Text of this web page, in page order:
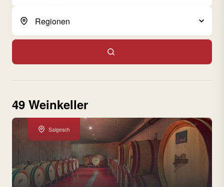
49 Weinkeller
Salgesch